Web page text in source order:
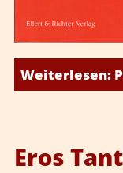
Weiterlesen:
Eros